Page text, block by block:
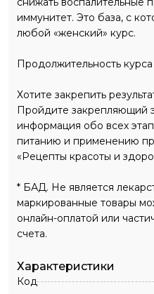
иммунитет. Это база, с
любой «женский» курс.
Продолжительность
Хотите закрепить
Пройдите закрепляющий
информация обо всех
питанию и применению
«Рецепты красоты и
* БАД. Не является
маркированные товары
онлайн-оплатой или
счета.
Характеристики
Код